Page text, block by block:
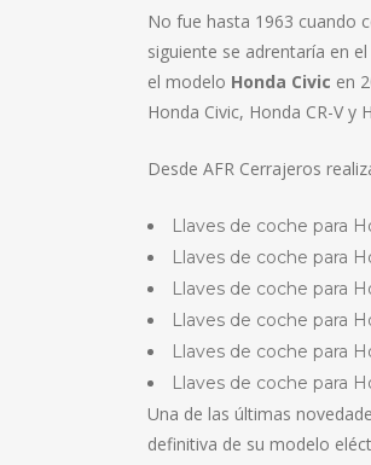
No fue hasta 1963 cuando
siguiente se adrentaría en
el modelo Honda Civic en
Honda Civic, Honda CR-V y
Desde AFR Cerrajeros
Llaves de coche para
Llaves de coche para
Llaves de coche para
Llaves de coche para
Llaves de coche para
Llaves de coche para
Una de las últimas
definitiva de su modelo